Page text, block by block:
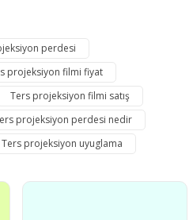
perdesi
projeksiyon filmi fiyat
Ters projeksiyon filmi satış
projeksiyon perdesi nedir
Ters projeksiyon uyuglama